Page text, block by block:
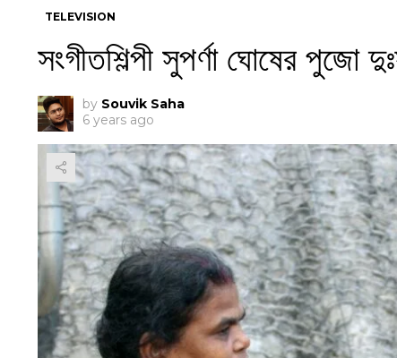
TELEVISION
সংগীতশিল্পী সুপর্ণা ঘোষের পুজো
by Souvik Saha
6 years ago